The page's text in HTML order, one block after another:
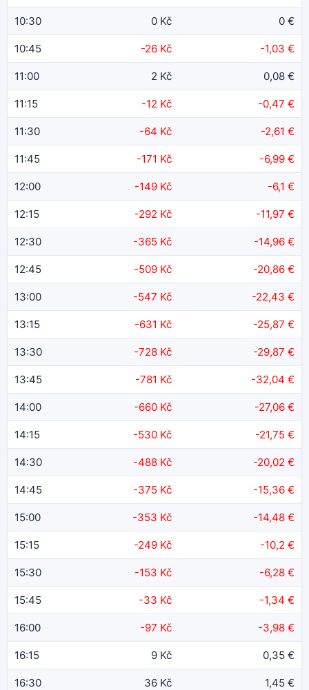
10:30 0 Kč 0 €
10:45 -26 Kč -1,03 €
11:00 2 Kč 0,08 €
11:15 -12 Kč -0,47 €
11:30 -64 Kč -2,61 €
11:45 -171 Kč -6,99 €
12:00 -149 Kč -6,1 €
12:15 -292 Kč -11,97 €
12:30 -365 Kč -14,96 €
12:45 -509 Kč -20,86 €
13:00 -547 Kč -22,43 €
13:15 -631 Kč -25,87 €
13:30 -728 Kč -29,87 €
13:45 -781 Kč -32,04 €
14:00 -660 Kč -27,06 €
14:15 -530 Kč -21,75 €
14:30 -488 Kč -20,02 €
14:45 -375 Kč -15,36 €
15:00 -353 Kč -14,48 €
15:15 -249 Kč -10,2 €
15:30 -153 Kč -6,28 €
15:45 -33 Kč -1,34 €
16:00 -97 Kč -3,98 €
16:15 9 Kč 0,35 €
16:30 36 Kč 1,45 €